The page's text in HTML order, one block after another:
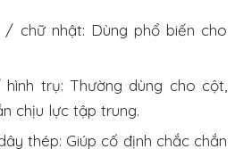
/ chữ nhật: Dùng phổ biến cho
trụ: Thường dùng cho cột,
chịu lực tập trung.
thép: Giúp cố định chắc chắn